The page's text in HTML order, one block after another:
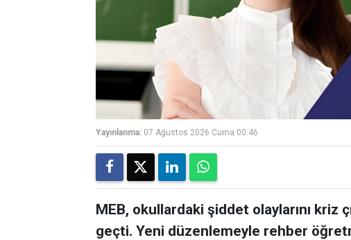
Yayınlanma: 07 Ağustos 2026 Cuma 00:46
MEB, okullardaki şiddet olaylarını kriz
geçti. Yeni düzenlemeyle rehber